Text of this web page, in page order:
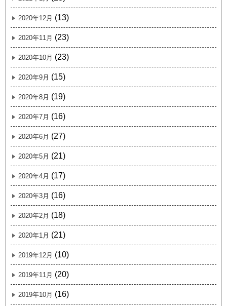
2020年12月 (13)
2020年11月 (23)
2020年10月 (23)
2020年9月 (15)
2020年8月 (19)
2020年7月 (16)
2020年6月 (27)
2020年5月 (21)
2020年4月 (17)
2020年3月 (16)
2020年2月 (18)
2020年1月 (21)
2019年12月 (10)
2019年11月 (20)
2019年10月 (16)